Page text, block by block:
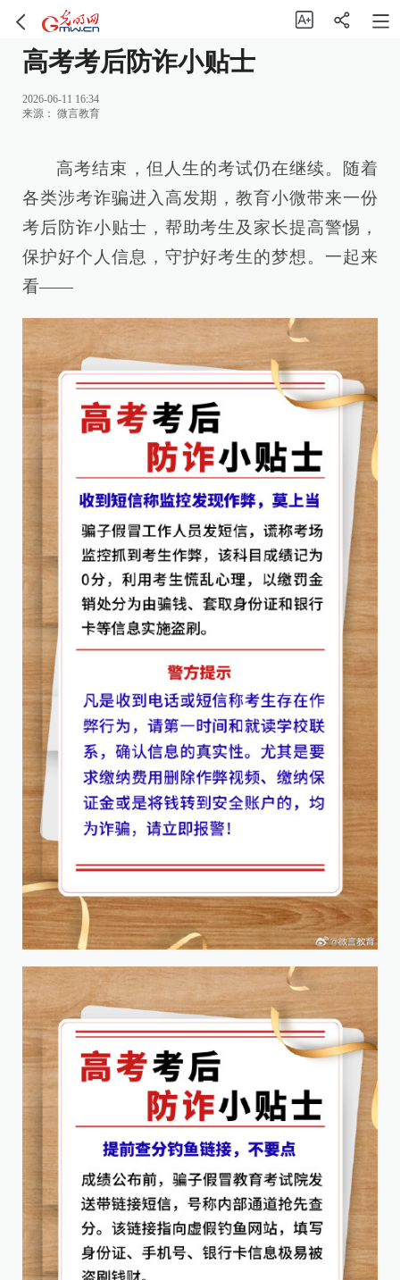
高考考后防诈小贴士
2026-06-11 16:34
来源： 微言教育
高考结束，但人生的考试仍在继续。随着
各类涉考诈骗进入高发期，教育小微带来一份
考后防诈小贴士，帮助考生及家长提高警惕，
保护好个人信息，守护好考生的梦想。一起来
看——